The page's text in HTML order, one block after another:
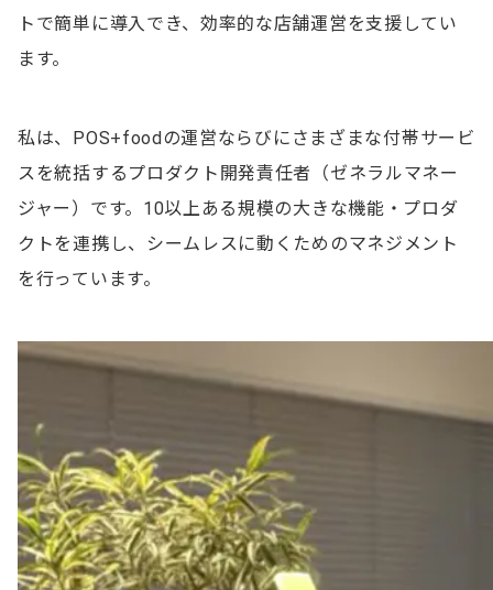
トで簡単に導入でき、効率的な店舗運営を支援してい
ます。
私は、POS+foodの運営ならびにさまざまな付帯サービ
スを統括するプロダクト開発責任者（ゼネラルマネー
ジャー）です。10以上ある規模の大きな機能・プロダ
クトを連携し、シームレスに動くためのマネジメント
を行っています。